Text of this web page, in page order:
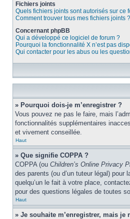
Fichiers joints
Quels fichiers joints sont autorisés sur ce
Comment trouver tous mes fichiers joints ?
Concernant phpBB
Qui a développé ce logiciel de forum ?
Pourquoi la fonctionnalité X n’est pas
Qui contacter pour les abus ou les
» Pourquoi dois-je m’enregistrer ?
Vous pouvez ne pas le faire, mais
fonctionnalités supplémentaires
et vivement conseillée.
Haut
» Que signifie COPPA ?
COPPA (ou Children’s Online Privacy
des parents (ou d’un tuteur légal)
quelqu’un le fait à votre place,
pour des questions légales de toutes
Haut
» Je souhaite m’enregistrer, mais je